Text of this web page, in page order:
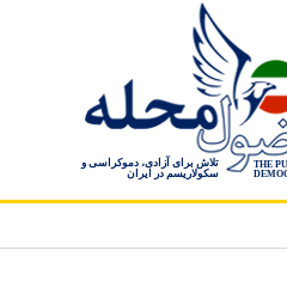
THE
تلاش برای آزادی، دموکراسی و
سکولاریسم در ایران